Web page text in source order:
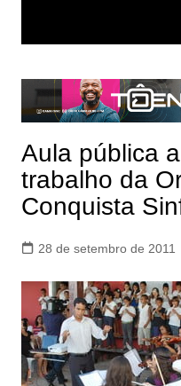
Aula pública
trabalho da
Conquista
28 de setembro de 2011